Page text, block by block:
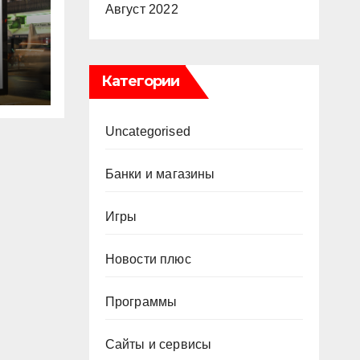
Август 2022
Категории
Uncategorised
Банки и магазины
Игры
Новости плюс
Программы
Сайты и сервисы